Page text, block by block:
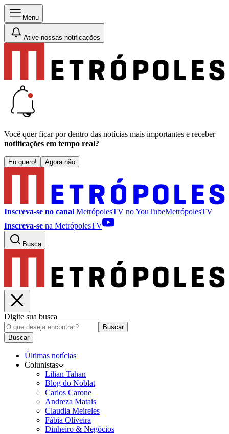
Menu
Ative nossas notificações
Você quer ficar por dentro das notícias mais importantes e receber
notificações em tempo real?
Eu quero! Agora não
Inscreva-se no canal MetrópolesTV noYouTubeMetrópolesTV
Inscreva-se na MetrópolesTV
Busca
Digite sua busca
Buscar
Buscar
Últimas notícias
Colunistas
Lilian Tahan
Blog do Noblat
Carlos Carone
Andreza Matais
Claudia Meireles
Fábia Oliveira
Dinheiro & Negócios